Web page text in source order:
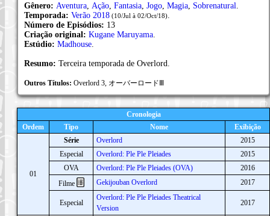
Gênero: Aventura Ação Fantasia Jogo Magia Sobrenatural
Temporada: Verão 2018 (10/Jul à 02/Oct/18)
Número de Episódios: 13
Criação original: Kugane Maruyama
Estúdio: Madhouse
Resumo: Terceira temporada de Overlord.
Outros Títulos: Overlord 3, オーバーロードⅢ
Cronologia
Ordem
Tipo Nome Exibição
01
Série Overlord
2015
Especial
Overlord: Ple Ple Pleiades
2015
OVA
Overlord: Ple Ple Pleiades (OVA)
2016
Filme
Gekijouban Overlord 2017
Especial
Overlord: Ple Ple Pleiades Theatrical
Version
2017